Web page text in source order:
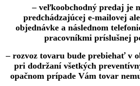
– veľkoobchodný predaj je
predchádzajúcej e-mailovej
objednávke a následnom
pracovníkmi príslušnej
– rozvoz tovaru bude prebiehať v
pri dodržaní všetkých
opačnom prípade Vám tovar